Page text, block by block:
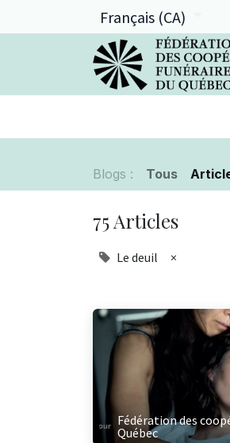
Français (CA)
Blogs : Tous
75 Articles
Le deuil ×
Fédération des
Québec